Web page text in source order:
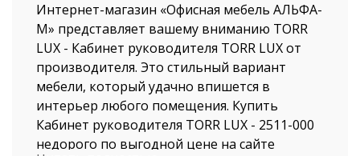
Интернет-магазин «Офисная мебель АЛЬФА-
М» представляет вашему вниманию TORR
LUX - Кабинет руководителя TORR LUX от
производителя. Это стильный вариант
мебели, который удачно впишется в
интерьер любого помещения. Купить
Кабинет руководителя TORR LUX - 2511-000
недорого по выгодной цене на сайте